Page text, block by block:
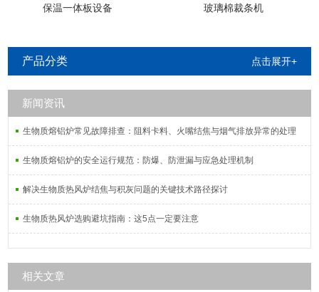
保温一体板设备 玻璃棉裁条机
产品分类 点击展开+
新闻资讯
生物质熔铝炉常见故障排查：阻料卡料、火嘴结焦与烟气排放异常的处理
生物质熔铝炉的安全运行规范：防爆、防泄漏与应急处理机制
解决生物质热风炉结焦与积灰问题的关键技术路径探讨
生物质热风炉选购避坑指南：这5点一定要注意
相关文章